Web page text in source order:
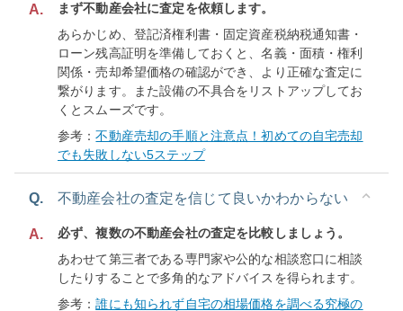
A.
まず不動産会社に査定を依頼します。
あらかじめ、登記済権利書・固定資産税納税通知書・
ローン残高証明を準備しておくと、名義・面積・権利
関係・売却希望価格の確認ができ、より正確な査定に
繋がります。また設備の不具合をリストアップしてお
くとスムーズです。
参考：不動産売却の手順と注意点！初めての自宅売却
でも失敗しない5ステップ
Q. 不動産会社の査定を信じて良いかわからない
A.
必ず、複数の不動産会社の査定を比較しましょう。
あわせて第三者である専門家や公的な相談窓口に相談
したりすることで多角的なアドバイスを得られます。
参考：誰にも知られず自宅の相場価格を調べる究極の